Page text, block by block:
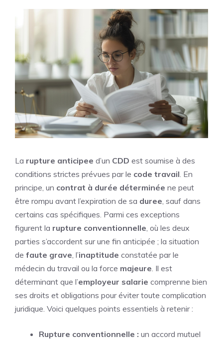
La rupture anticipee d’un CDD est soumise à des
conditions strictes prévues par le code travail. En
principe, un contrat à durée déterminée ne peut
être rompu avant l’expiration de sa duree, sauf dans
certains cas spécifiques. Parmi ces exceptions
figurent la rupture conventionnelle, où les deux
parties s’accordent sur une fin anticipée ; la situation
de faute grave, l’inaptitude constatée par le
médecin du travail ou la force majeure. Il est
déterminant que l’employeur salarie comprenne bien
ses droits et obligations pour éviter toute complication
juridique. Voici quelques points essentiels à retenir :
Rupture conventionnelle : un accord mutuel